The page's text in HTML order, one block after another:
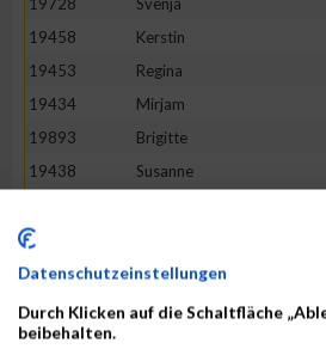
19458
Kerstin
19453
Regina
19434
Mirjam
19893
Brigitte
19438
Susanne
19414
19542
Elena
20015
Alexandra
20007
Datenschutzeinstellungen
Durch Klicken auf die Schaltfläche
beibehalten.